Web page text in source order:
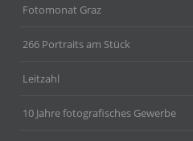
Fotomonat Graz
266 Portraits am Stück
Leitzahl
10 Jahre fotografisches Gewerbe